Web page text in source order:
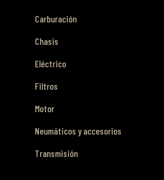
Carburación
Chasis
Eléctrico
Filtros
Motor
Neumáticos y accesorios
Transmisión